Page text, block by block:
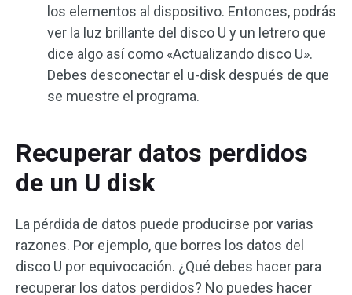
los elementos al dispositivo. Entonces, podrás
ver la luz brillante del disco U y un letrero que
dice algo así como «Actualizando disco U».
Debes desconectar el u-disk después de que
se muestre el programa.
Recuperar datos perdidos
de un U disk
La pérdida de datos puede producirse por varias
razones. Por ejemplo, que borres los datos del
disco U por equivocación. ¿Qué debes hacer para
recuperar los datos perdidos? No puedes hacer